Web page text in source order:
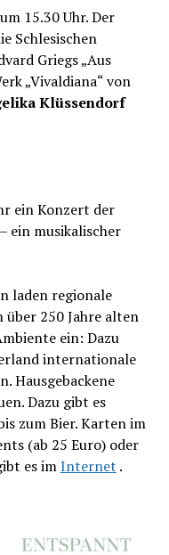
15.30 Uhr. Der
Schlesischen
Griegs „Aus
„Vivaldiana“ von
Klüssendorf
ein Konzert der
ein musikalischer
laden regionale
250 Jahre alten
ein: Dazu
internationale
Hausgebackene
Dazu gibt es
zum Bier. Karten im
(ab 25 Euro) oder
es imInternet .